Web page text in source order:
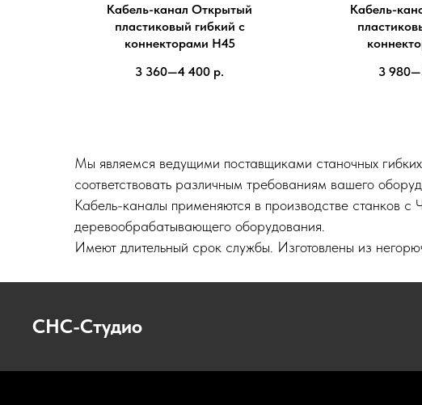
Кабель-канал Открытый
пластиковый гибкий с
коннекторами H45
3 360—4 400 р.
Кабель-
3
Мы являемся ведущими поставщиками станочных
соответствовать различным требованиям вашего
Кабель-каналы применяются в производстве станков с
деревообрабатывающего оборудования.
Имеют длительный срок службы. Изготовлены из
СНС-Студио